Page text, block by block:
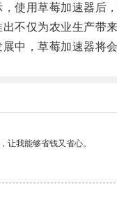
用草莓加速器后，
仅为农业生产带来
，草莓加速器将会
让我能够省钱又省心。